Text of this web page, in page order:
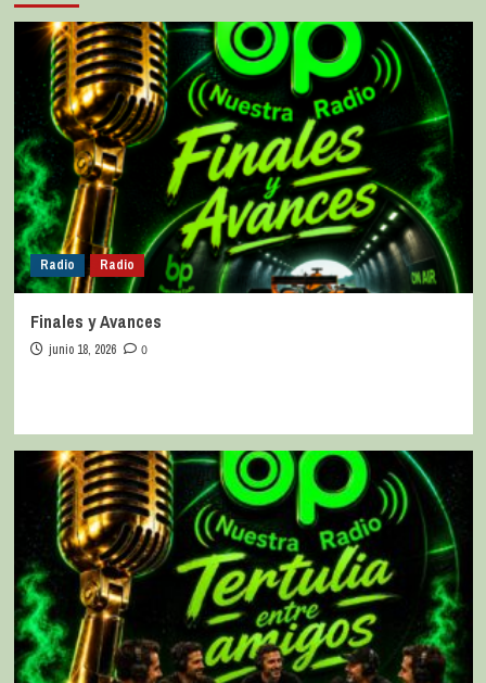
Radio Radio
Finales y Avances
junio 18, 2026 0